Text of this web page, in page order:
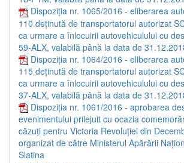
Dispoziția nr. 1065/2016 - eliberarea
110 deținută de transportatorul autorizat
ca urmare a înlocuirii autovehiculului cu
59-ALX, valabilă până la data de
Dispoziția nr. 1064/2016 - eliberarea
115 deținută de transportatorul autorizat
ca urmare a înlocuirii autovehiculului cu
37-ALX, valabilă până la data de
Dispoziția nr. 1061/2016 - aprobarea
evenimentului prilejuit cu ocazia
căzuți pentru Victoria Revoluției din
organizat de către Ministerul Apărării
Slatina